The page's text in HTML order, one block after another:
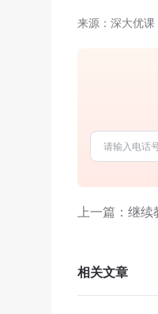
来源：深大优课
上一篇：继
相关文章